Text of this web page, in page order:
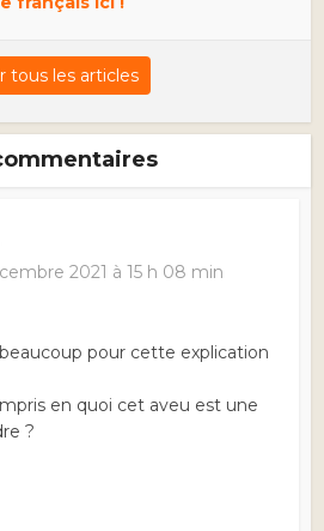
tous les articles
2021 à 15 h 08 min
pour cette explication
en quoi cet aveu est une
?